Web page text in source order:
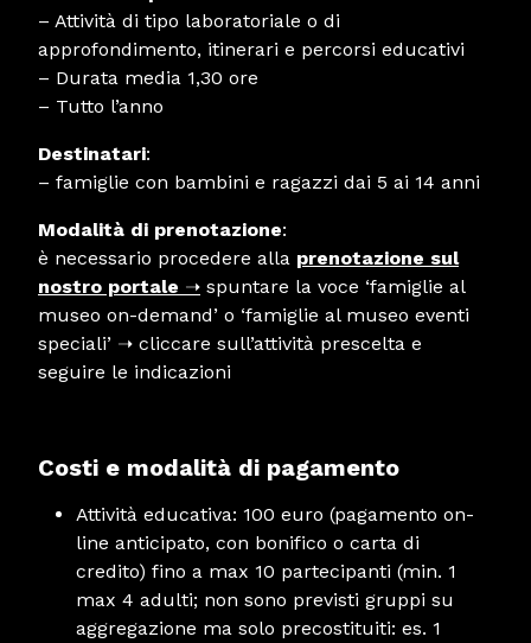
– Attività di tipo laboratoriale o di
approfondimento, itinerari e percorsi educativi
– Durata media 1,30 ore
– Tutto l’anno
Destinatari:
– famiglie con bambini e ragazzi dai 5 ai 14 anni
Modalità di prenotazione:
è necessario procedere alla prenotazione sul
nostro portale ➝ spuntare la voce ‘famiglie al
museo on-demand’ o ‘famiglie al museo eventi
speciali’ ➝ cliccare sull’attività prescelta e
seguire le indicazioni
Costi e modalità di pagamento
Attività educativa: 100 euro (pagamento on-
line anticipato, con bonifico o carta di
credito) fino a max 10 partecipanti (min. 1
max 4 adulti; non sono previsti gruppi su
aggregazione ma solo precostituiti: es. 1